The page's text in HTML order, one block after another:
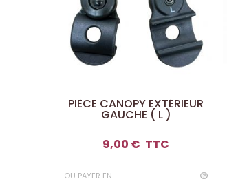
PIÈCE CANOPY EXTÉRIEUR
GAUCHE ( L )
9,00 € TTC
OU PAYER EN